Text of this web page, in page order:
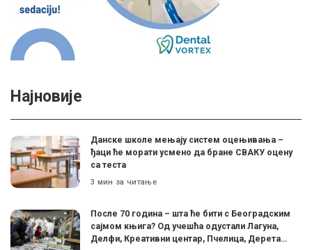
Најновије
Данске школе мењају систем оцењивања –
ђаци ће морати усмено да бране СВАКУ оцену
са теста
3 мин за читање
После 70 година – шта ће бити с Београдским
сајмом књига? Од учешћа одустали Лагуна,
Делфи, Креативни центар, Пчелица, Дерета…